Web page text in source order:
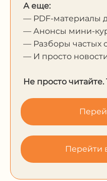
А еще:
— PDF-материалы
— Анонсы мини-
— Разборы частых
— И просто
Не просто
Перейти